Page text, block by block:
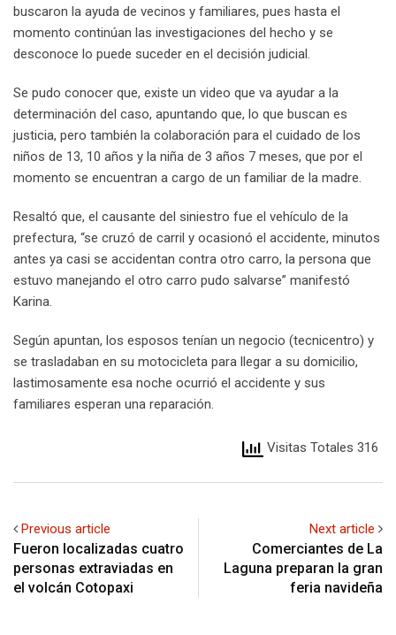
buscaron la ayuda de vecinos y familiares, pues hasta el
momento continúan las investigaciones del hecho y se
desconoce lo puede suceder en el decisión judicial.
Se pudo conocer que, existe un video que va ayudar a la
determinación del caso, apuntando que, lo que buscan es
justicia, pero también la colaboración para el cuidado de los
niños de 13, 10 años y la niña de 3 años 7 meses, que por el
momento se encuentran a cargo de un familiar de la madre.
Resaltó que, el causante del siniestro fue el vehículo de la
prefectura, “se cruzó de carril y ocasionó el accidente, minutos
antes ya casi se accidentan contra otro carro, la persona que
estuvo manejando el otro carro pudo salvarse” manifestó
Karina.
Según apuntan, los esposos tenían un negocio (tecnicentro) y
se trasladaban en su motocicleta para llegar a su domicilio,
lastimosamente esa noche ocurrió el accidente y sus
familiares esperan una reparación.
Visitas Totales 316
Previous article
Fueron localizadas cuatro
personas extraviadas en
el volcán Cotopaxi
Next article
Comerciantes de La
Laguna preparan la gran
feria navideña